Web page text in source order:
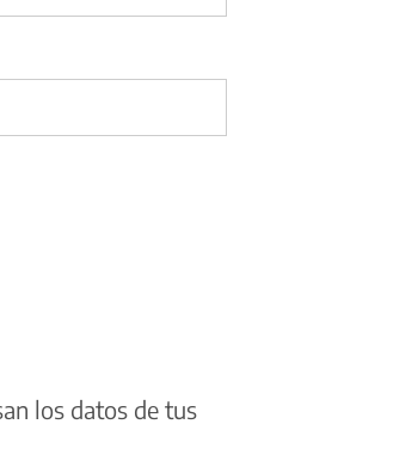
los datos de tus